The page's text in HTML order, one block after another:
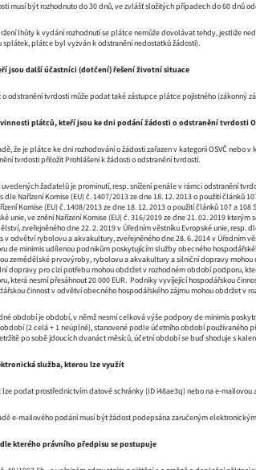
musí být rozhodnuto do 30 dnů, ve zvlášť složitých případech do 60 dnů
lhůty k vydání rozhodnutí se plátce nemůže dovolávat tehdy, jestliže
splátek, plátce byl vyzván k odstranění nedostatků žádosti).
jsou další účastníci (dotčení) řešení životní situace
o odstranění tvrdosti může podat také zástupce plátce pojistného (zákonný
plátců, kteří jsou ke dni podání žádosti o odstranění tvrdosti
že je plátce ke dni rozhodování o žádosti zařazen v kategorii OSVČ nebo
tvrdosti přiložit Prohlášení k žádosti o odstranění tvrdosti.
uvedených žadatelů je prominutí, resp. snížení penále v rámci odstranění
dle Nařízení Komise (EU) č. 1407/2013 ze dne 18. 12. 2013 o použití článků
Komise (EU) č. 1408/2013 ze dne 18. 12. 2013 o použití článků 107 a
unie, ve znění Nařízení Komise (EU) č. 316/2019 ze dne 21. 02. 2019
zveřejněného dne 22. 2. 2019 v Úředním věstníku Evropské unie, resp.
v odvětví rybolovu a akvakultury, zveřejněného dne 28. 6. 2014 v Úředním
de minimis udílenou podnikům poskytujícím služby obecného
zemědělské prvovýroby, rybolovu a akvakultury a silniční dopravy
dopravy pro cizí potřebu mohou obdržet v rozhodném období podporu,
která nesmí přesáhnout 20 000 EUR. Podniky vyvíjející hospodářskou
činnost v odvětví obecného hospodářského zájmu mohou obdržet v
období je období, v němž nesmí celková výše podpory de minimis
(2 celá + 1 neúplné), stanovené podle účetního období používaného
po sobě jdoucích dvanáct měsíců, účetní období se buď shoduje s
služba, kterou lze využít
lze podat prostřednictvím datové schránky (ID i48ae3q) nebo na e-mailovou
e-mailového podání musí být žádost podepsána zaručeným
kterého právního předpisu se postupuje